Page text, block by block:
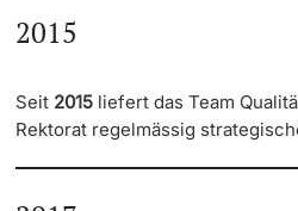
EduSpaces
EUCOR - The European
Qualitätsmanagement Lehre
2015
Seit 2015 liefert das Team
Rektorat regelmässig